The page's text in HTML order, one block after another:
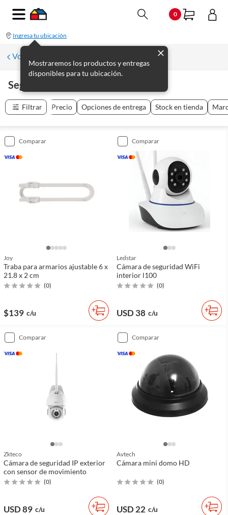
0
Ingresa tu ubicación
Mostraremos los productos y entregas
disponibles para tu ubicación.
Volver a Seguridad
Seguridad Infantil
Filtrar Precio Opciones de entrega Stock en tienda
comparar
Joy
Traba para armarios ajustable 6 x
21.8 x 2 cm
(0)
$139 c/u
comparar
Ledstar
Cámara de seguridad WiFi
interior l100
(0)
USD 38 c/u
comparar
Zkteco
Cámara de seguridad IP exterior
con sensor de movimiento
(0)
USD 89 c/u
comparar
Avtech
Cámara mini domo HD
(0)
USD 22 c/u